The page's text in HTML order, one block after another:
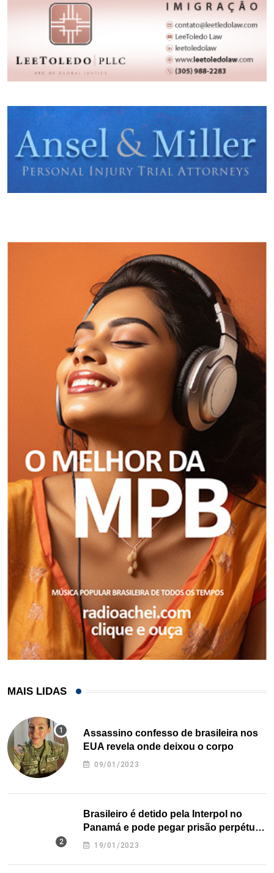
MAIS LIDAS
Assassino confesso de brasileira nos
EUA revela onde deixou o corpo
09/01/2023
Brasileiro é detido pela Interpol no
Panamá e pode pegar prisão perpétua
nos EUA
19/01/2023